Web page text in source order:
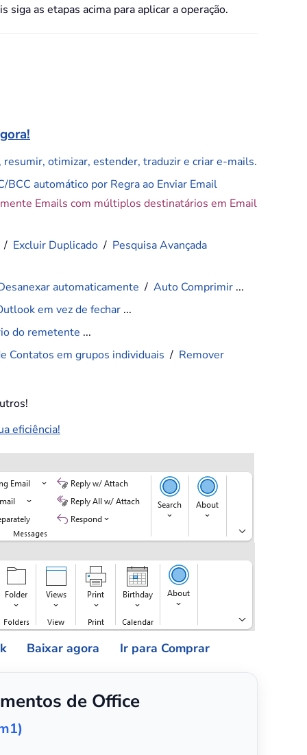
siga as etapas acima para aplicar a operação.
otimizar, estender, traduzir e criar e-mails.
BCC automático por Regra ao Enviar Email
Emails com múltiplos destinatários em Email
/ Excluir Duplicado / Pesquisa Avançada
automaticamente /Auto Comprimir ...
em vez de fechar ...
do remetente ...
Contatos em grupos individuais / Remover
eficiência!
Baixar agora Ir para Comprar
de Office